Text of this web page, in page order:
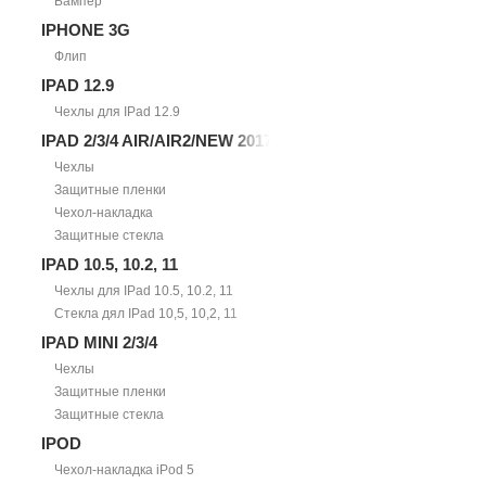
IPHONE 3G
Флип
IPAD 12.9
Чехлы для IPad 12.9
IPAD 2/3/4 AIR/AIR2/NEW 2017
Чехлы
Защитные пленки
Чехол-накладка
Защитные стекла
IPAD 10.5, 10.2, 11
Чехлы для IPad 10.5, 10.2, 11
Стекла дял IPad 10,5, 10,2, 11
IPAD MINI 2/3/4
Чехлы
Защитные пленки
Защитные стекла
IPOD
Чехол-накладка iPod 5